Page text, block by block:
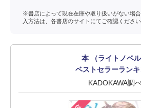
※書店によって現在在庫や取り扱いがない場
入方法は、各書店のサイトにてご確認ください
本 （ライトノベル
ベストセラーラン
KADOKAWA調